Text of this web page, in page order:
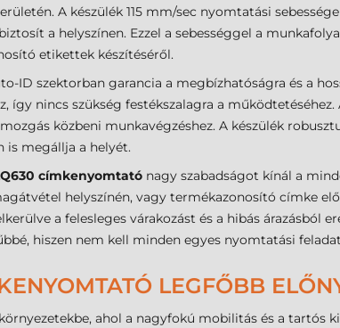
A készülék 115 mm/sec nyomtatási
a helyszínen. Ezzel a sebességgel a
etikettek készítéséről.
ID szektorban garancia a megbízhatóságra és a
így nincs szükség festékszalagra a
közbeni munkavégzéshez. A készülék
is megállja a helyét.
címkenyomtató nagy szabadságot kínál a
helyszínén, vagy termékazonosító címke
a felesleges várakozást és a hibás árazásból
hiszen nem kell minden egyes nyomtatási
LEGFŐBB
ahol a nagyfokú mobilitás és a tartós